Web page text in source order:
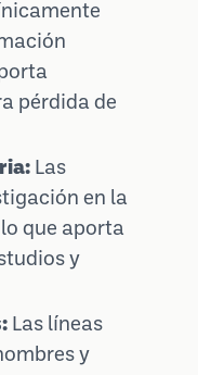
pérdida de
Las
en la
que aporta
y
Las líneas
y